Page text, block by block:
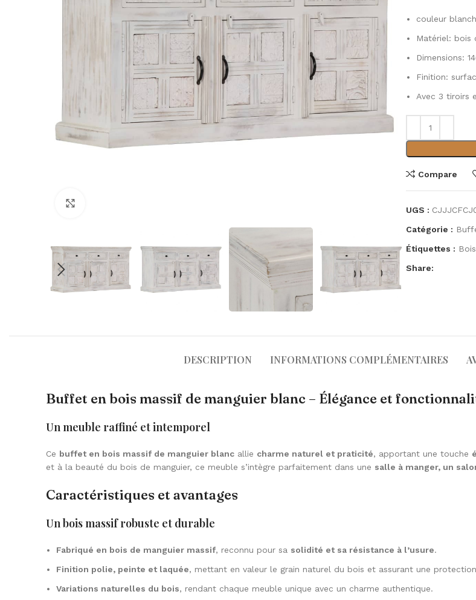
couleur
Matériel: bois
Dimensions:
Finition:
Avec 3 tiroirs
Compare
UGS :
Catégorie :
Étiquettes :
Share:
DESCRIPTION INFORMATIONS COMPLÉMENTAIRES
Buffet en bois massif de manguier blanc – Élégance et
Un meuble raffiné et intemporel
Ce buffet en bois massif de manguier blanc allie charme naturel et praticité, apportant une touche
et à la beauté du bois de manguier, ce meuble s’intègre parfaitement dans une salle à manger, un
Caractéristiques et avantages
Un bois massif robuste et durable
Fabriqué en bois de manguier massif, reconnu pour sa solidité et sa résistance à l’usure.
Finition polie, peinte et laquée, mettant en valeur le grain naturel du bois et assurant une
Variations naturelles du bois, rendant chaque meuble unique avec un charme authentique.